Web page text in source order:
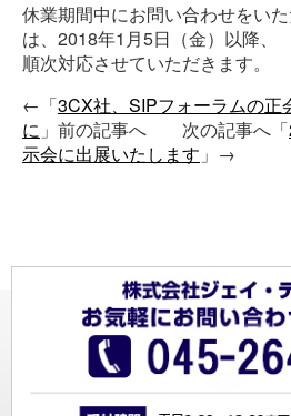
休業期間中にお問い合わせをい
は、2018年1月5日（金）以降、
順次対応させていただきます。
←「3CX社、SIPフォーラムの正
に 」前の記事へ 次の記事へ「
示会に出展いたします 」→